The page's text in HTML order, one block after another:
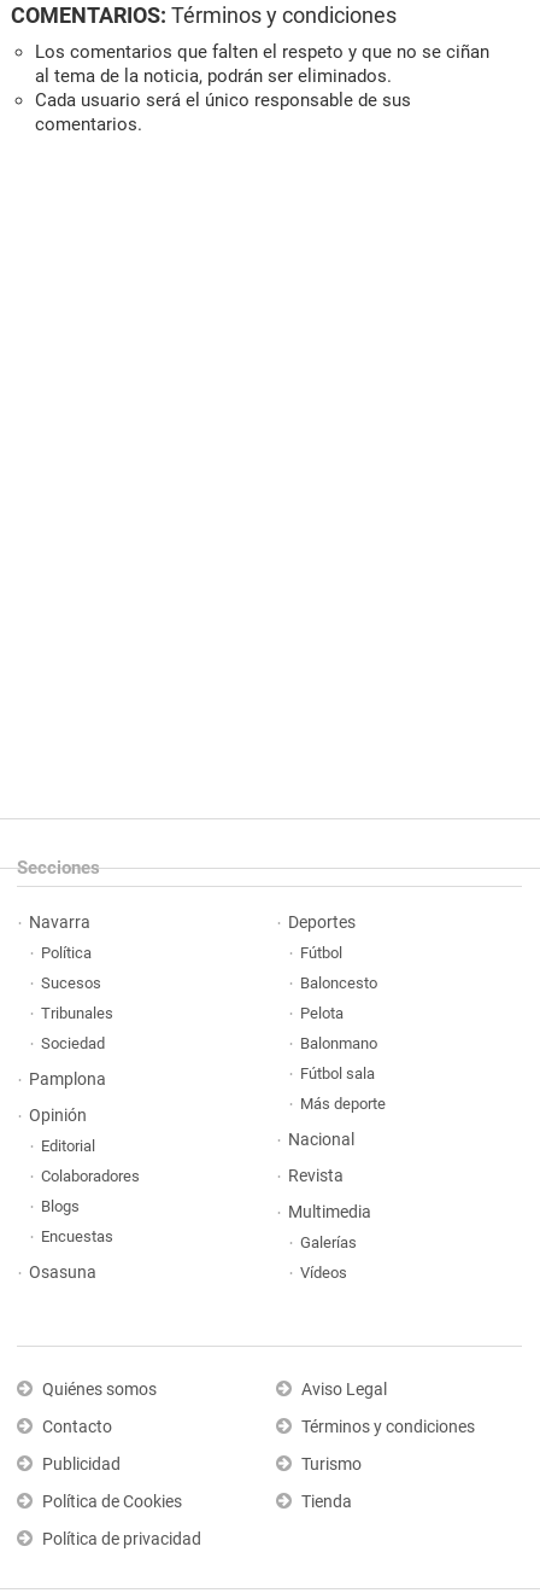
COMENTARIOS: Términos y condiciones
Los comentarios que falten el respeto y que no se ciñan
al tema de la noticia, podrán ser eliminados.
Cada usuario será el único responsable de sus
comentarios.
Secciones
Navarra
Política
Sucesos
Tribunales
Sociedad
Pamplona
Opinión
Editorial
Colaboradores
Blogs
Encuestas
Osasuna
Deportes
Fútbol
Baloncesto
Pelota
Balonmano
Fútbol sala
Más deporte
Nacional
Revista
Multimedia
Galerías
Vídeos
Quiénes somos
Contacto
Publicidad
Política de Cookies
Política de privacidad
Aviso Legal
Términos y condiciones
Turismo
Tienda